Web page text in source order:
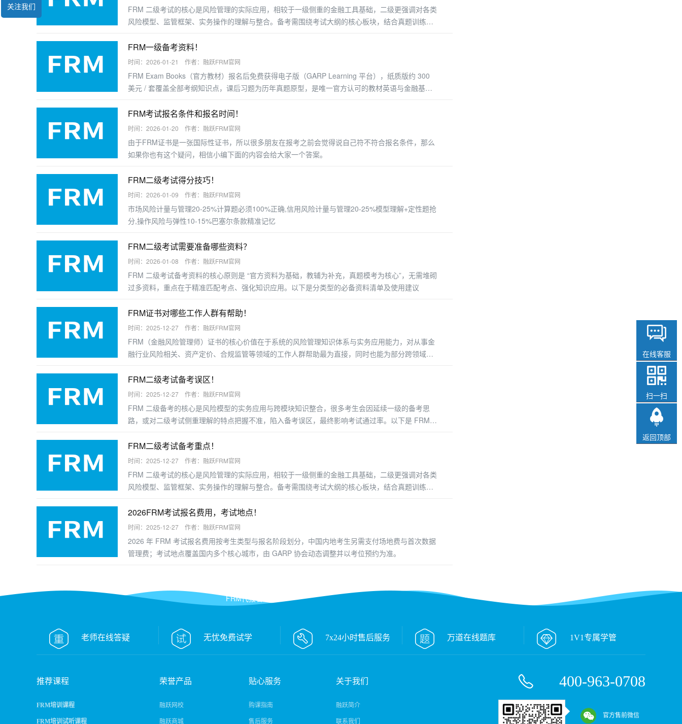
FRM 二级考试的核心是风险管理的实际应用，相较于一级侧重的金融工具基础，二级更强调对各类
风险模型、监管框架、实务操作的理解与整合。备考需围绕考试大纲的核心板块，结合真题训练掌
FRM一级备考资料！
时间：2026-01-21 作者：融跃FRM官网
FRM Exam Books（官方教材）报名后免费获得电子版（GARP Learning 平台），纸质版约 300
美元 / 套覆盖全部考纲知识点，课后习题为历年真题原型，是唯一官方认可的教材英语与金融基础
FRM考试报名条件和报名时间！
时间：2026-01-20 作者：融跃FRM官网
由于FRM证书是一张国际性证书，所以很多朋友在报考之前会觉得说自己符不符合报名条件，那么
如果你也有这个疑问，相信小编下面的内容会给大家一个答案。
FRM二级考试得分技巧！
时间：2026-01-09 作者：融跃FRM官网
市场风险计量与管理20-25%计算题必须100%正确,信用风险计量与管理20-25%模型理解+定性题抢
分,操作风险与弹性10-15%巴塞尔条款精准记忆
FRM二级考试需要准备哪些资料？
时间：2026-01-08 作者：融跃FRM官网
FRM 二级考试备考资料的核心原则是 “官方资料为基础，教辅为补充，真题模考为核心”，无需堆砌
过多资料，重点在于精准匹配考点、强化知识应用。以下是分类型的必备资料清单及使用建议
FRM证书对哪些工作人群有帮助！
时间：2025-12-27 作者：融跃FRM官网
FRM（金融风险管理师）证书的核心价值在于系统的风险管理知识体系与实务应用能力，对从事金
融行业风险相关、资产定价、合规监管等领域的工作人群帮助最为直接，同时也能为部分跨领域从
FRM二级考试备考误区！
时间：2025-12-27 作者：融跃FRM官网
FRM 二级备考的核心是风险模型的实务应用与跨模块知识整合，很多考生会因延续一级的备考思
路，或对二级考试侧重理解的特点把握不准，陷入备考误区，最终影响考试通过率。以下是 FRM
FRM二级考试备考重点！
时间：2025-12-27 作者：融跃FRM官网
FRM 二级考试的核心是风险管理的实际应用，相较于一级侧重的金融工具基础，二级更强调对各类
风险模型、监管框架、实务操作的理解与整合。备考需围绕考试大纲的核心板块，结合真题训练掌
2026FRM考试报名费用，考试地点！
时间：2025-12-27 作者：融跃FRM官网
2026 年 FRM 考试报名费用按考生类型与报名阶段划分，中国内地考生另需支付场地费与首次数据
管理费；考试地点覆盖国内多个核心城市，由 GARP 协会动态调整并以考位预约为准。
FRM课程 FRM代报名
老师在线答疑 无忧免费试学 7x24小时售后服务 万道在线题库 1V1专属学管
推荐课程
FRM培训课程
FRM培训试听课程
荣誉产品
融跃网校
融跃商城
贴心服务
购课指南
售后服务
关于我们
融跃简介
联系我们
400-963-0708
官方售前微信
关注我们
在线客服
扫一扫
返回顶部